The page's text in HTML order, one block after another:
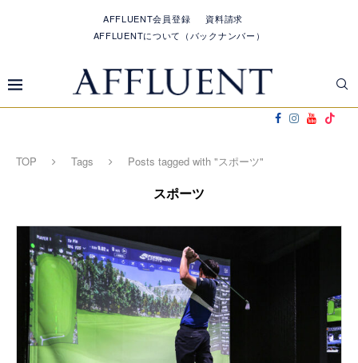
AFFLUENT会員登録
資料請求
AFFLUENTについて（バックナンバー）
TOP Tags Posts tagged with "スポーツ"
スポーツ